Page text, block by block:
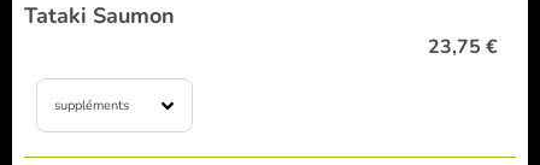
Tataki Saumon
suppléments
23,75 €